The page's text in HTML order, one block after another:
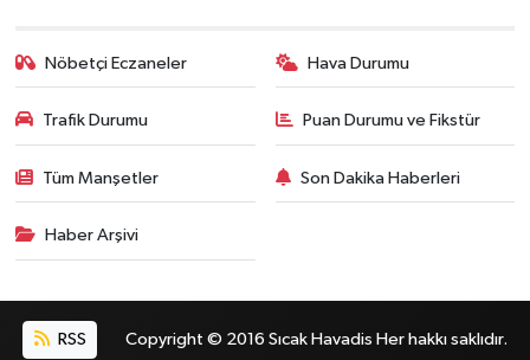
Nöbetçi Eczaneler Hava Durumu
Trafik Durumu Puan Durumu ve Fikstür
Tüm Manşetler Son Dakika Haberleri
Haber Arşivi
RSS Copyright © 2016 Sıcak Havadis Her hakkı saklıdır.